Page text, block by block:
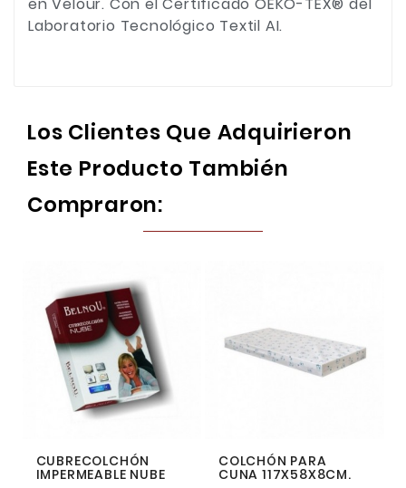
Laboratorio Tecnológico Textil AI.
Los Clientes Que Adquirieron
Este Producto También
Compraron:
CUBRECOLCHÓN
IMPERMEABLE NUBE
COLCHÓN PARA
CUNA 117X58X8CM.